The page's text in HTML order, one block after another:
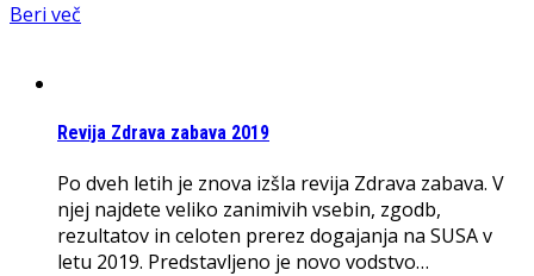
Beri več
Revija Zdrava zabava 2019
Po dveh letih je znova izšla revija Zdrava zabava. V
njej najdete veliko zanimivih vsebin, zgodb,
rezultatov in celoten prerez dogajanja na SUSA v
letu 2019. Predstavljeno je novo vodstvo…